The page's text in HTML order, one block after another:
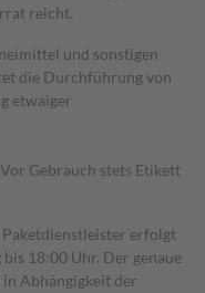
reicht.
und sonstigen
die Durchführung von
etwaiger
Gebrauch stets Etikett
Paketdienstleister erfolgt
18:00 Uhr. Der genaue
Abhängigkeit der